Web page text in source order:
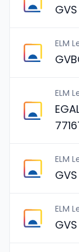
ELM
ELM
ELM
ELM